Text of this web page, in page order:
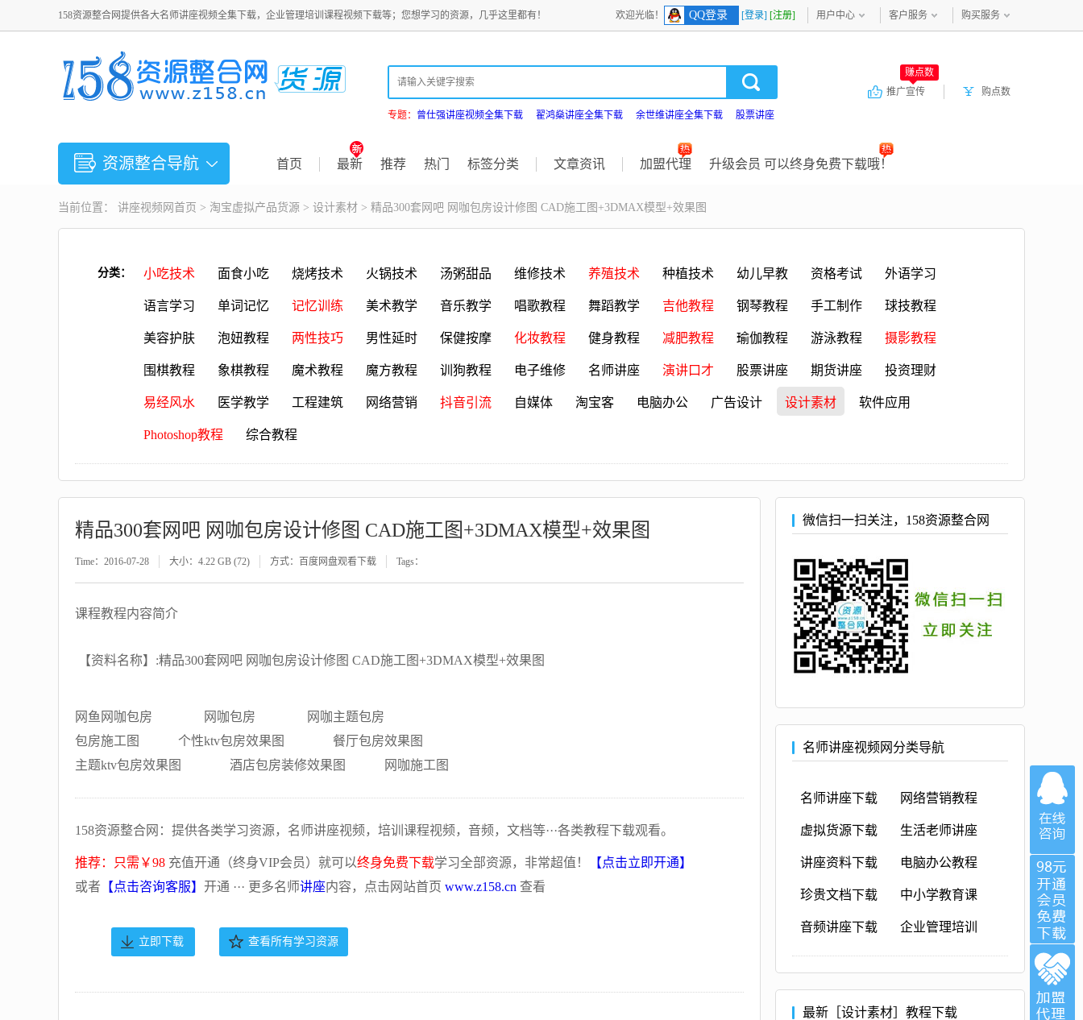
158资源整合网提供各大名师讲座视频全集下载，企业管理培训课程视频下载等；您想学习的资源，几乎这里都有！ 欢迎光临！ QQ登录 [登录] [注册] 用户中心 客户服务 购买服务
专题： 曾仕强讲座视频全集下载 翟鸿燊讲座全集下载 余世维讲座全集下载 股票讲座
购点数
推广宣传
赚点数
资源整合导航 首页 最新 推荐 热门 标签分类 文章资讯 加盟代理 升级会员 可以终身免费下载哦！
当前位置： 讲座视频 网首页 > 淘宝虚拟产品货源 > 设计素材 > 精品300套网吧 网咖包房设计修图 CAD施工图+3DMAX模型+效果图
分类： 小吃技术 面食小吃 烧烤技术 火锅技术 汤粥甜品 维修技术 养殖技术 种植技术 幼儿早教 资格考试 外语学习
语言学习 单词记忆 记忆训练 美术教学 音乐教学 唱歌教程 舞蹈教学 吉他教程 钢琴教程 手工制作 球技教程
美容护肤 泡妞教程 两性技巧 男性延时 保健按摩 化妆教程 健身教程 减肥教程 瑜伽教程 游泳教程 摄影教程
围棋教程 象棋教程 魔术教程 魔方教程 训狗教程 电子维修 名师讲座 演讲口才 股票讲座 期货讲座 投资理财
易经风水 医学教学 工程建筑 网络营销 抖音引流 自媒体 淘宝客 电脑办公 广告设计 设计素材 软件应用
Photoshop教程 综合教程
精品300套网吧 网咖包房设计修图 CAD施工图+3DMAX模型+效果图
Time：2016-07-28 大小：4.22 GB (72) 方式：百度网盘观看下载 Tags：
课程教程内容简介
【资料名称】:精品300套网吧 网咖包房设计修图 CAD施工图+3DMAX模型+效果图
网鱼网咖包房 网咖包房
网咖主题包房
包房施工图
个性ktv包房效果图
餐厅包房效果图
主题ktv包房效果图
酒店包房装修效果图 网咖施工图
158资源整合网：提供各类学习资源，名师讲座视频，培训课程视频，音频，文档等···各类教程下载观看。
推荐：只需￥98 充值开通（终身VIP会员）就可以终身免费下载学习全部资源，非常超值！
【点击立即开通】
或者 【点击咨询客服】 开通 ··· 更多名师讲座内容，点击网站首页 www.z158.cn 查看
立即下载 查看所有学习资源
微信扫一扫关注，158资源整合网
名师讲座视频网分类导航
名师讲座下载 网络营销教程
虚拟货源下载 生活老师讲座
讲座资料下载 电脑办公教程
珍贵文档下载 中小学教育课
音频讲座下载 企业管理培训
最新［设计素材］教程下载